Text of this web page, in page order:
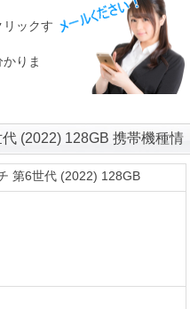
ックす
りま
(2022) 128GB 携帯機種情
第6世代 (2022) 128GB